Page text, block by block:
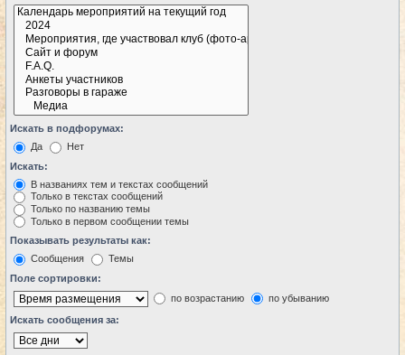
Искать в подфорумах:
Да
Нет
Искать:
В названиях тем и текстах сообщений
Только в текстах сообщений
Только по названию темы
Только в первом сообщении темы
Показывать результаты как:
Сообщения
Темы
Поле сортировки:
по возрастанию
по убыванию
Искать сообщения за: